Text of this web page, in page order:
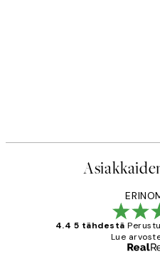
4.4 5 tähdestä
Lue